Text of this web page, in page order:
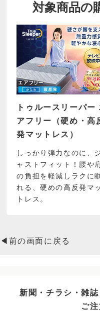
対象商品の
トゥルースリーパー
アフリー（硬め・高
発マットレス）
しっかり弾力なのに、
ャストフィット！腰や
の負担を軽減しラクに
れる、硬めの高反発マッ
トレス。
◀前の画面に戻る
新聞・チラシ・雑
ご